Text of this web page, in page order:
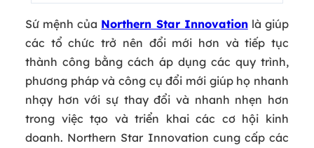
Sứ mệnh của Northern Star Innovationlà giúp
các tổ chức trở nên đổi mới hơn và tiếp tục
thành công bằng cách áp dụng các quy trình,
phương pháp và công cụ đổi mới giúp họ nhanh
nhạy hơn với sự thay đổi và nhanh nhẹn hơn
trong việc tạo và triển khai các cơ hội kinh
doanh. Northern Star Innovation cung cấp các